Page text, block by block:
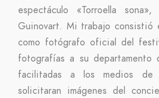
espectáculo «Torroella
Guinovart. Mi trabajo consistió
como fotógrafo oficial del
fotografías a su departamento
facilitadas a los medios de
solicitaran imágenes del